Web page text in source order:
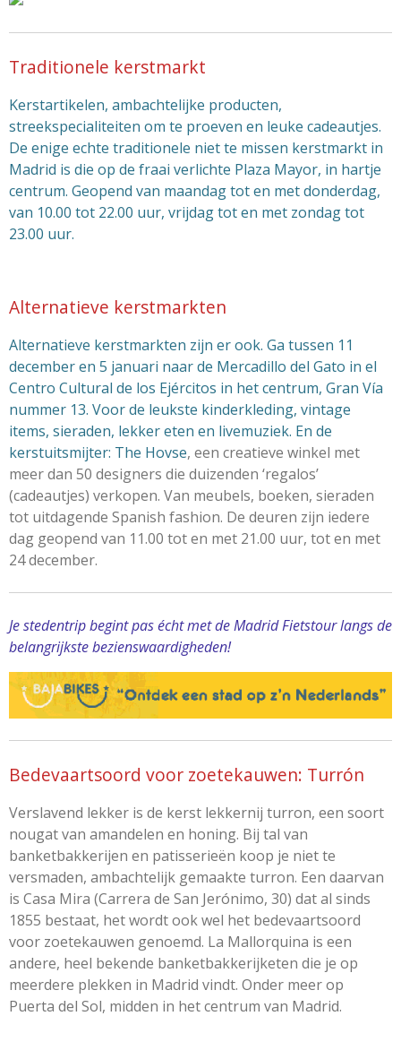
Traditionele kerstmarkt
Kerstartikelen, ambachtelijke producten,
streekspecialiteiten om te proeven en leuke cadeautjes.
De enige echte traditionele niet te missen kerstmarkt in
Madrid is die op de fraai verlichte Plaza Mayor, in hartje
centrum. Geopend van maandag tot en met donderdag,
van 10.00 tot 22.00 uur, vrijdag tot en met zondag tot
23.00 uur.
Alternatieve kerstmarkten
Alternatieve kerstmarkten zijn er ook. Ga tussen 11
december en 5 januari naar de Mercadillo del Gato in el
Centro Cultural de los Ejércitos in het centrum, Gran Vía
nummer 13. Voor de leukste kinderkleding, vintage
items, sieraden, lekker eten en livemuziek. En de
kerstuitsmijter: The Hovse, een creatieve winkel met
meer dan 50 designers die duizenden ‘regalos’
(cadeautjes) verkopen. Van meubels, boeken, sieraden
tot uitdagende Spanish fashion. De deuren zijn iedere
dag geopend van 11.00 tot en met 21.00 uur, tot en met
24 december.
Je stedentrip begint pas écht met de Madrid Fietstour langs de
belangrijkste bezienswaardigheden!
Bedevaartsoord voor zoetekauwen: Turrón
Verslavend lekker is de kerst lekkernij turron, een soort
nougat van amandelen en honing. Bij tal van
banketbakkerijen en patisserieën koop je niet te
versmaden, ambachtelijk gemaakte turron. Een daarvan
is Casa Mira (Carrera de San Jerónimo, 30) dat al sinds
1855 bestaat, het wordt ook wel het bedevaartsoord
voor zoetekauwen genoemd. La Mallorquina is een
andere, heel bekende banketbakkerijketen die je op
meerdere plekken in Madrid vindt. Onder meer op
Puerta del Sol, midden in het centrum van Madrid.